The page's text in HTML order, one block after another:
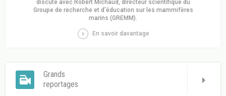
discute avec Robert Michaud, directeur scientifique du
Groupe de recherche et d'éducation sur les mammifères
marins (GREMM).
En savoir davantage
Grands
reportages